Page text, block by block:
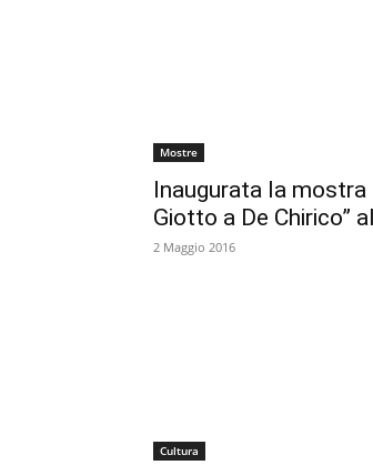
Mostre
Inaugurata la mostra
Giotto a De Chirico”
2 Maggio 2016
Cultura